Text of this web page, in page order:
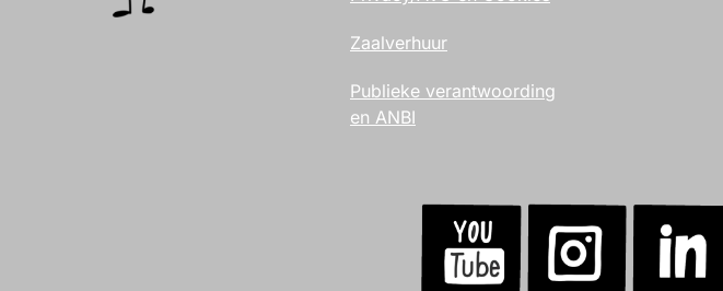
Zaalverhuur
Publieke verantwoording
en ANBI
. .